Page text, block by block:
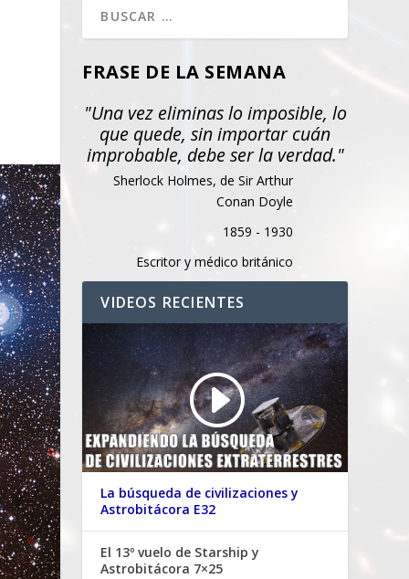
FRASE DE LA SEMANA
"Una vez eliminas lo imposible, lo
que quede, sin importar cuán
improbable, debe ser la verdad."
Sherlock Holmes, de Sir Arthur
Conan Doyle
1859 - 1930
Escritor y médico británico
VIDEOS RECIENTES
La búsqueda de civilizaciones y
Astrobitácora E32
El 13º vuelo de Starship y
Astrobitácora 7×25